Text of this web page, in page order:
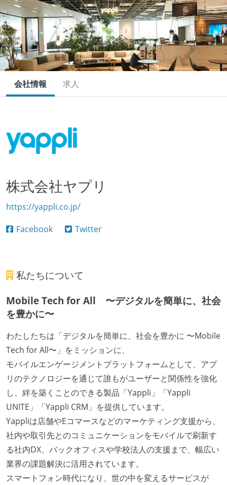
会社情報 求人
株式会社ヤプリ
https://yappli.co.jp/
Facebook
Twitter
私たちについて
Mobile Tech for All 〜デジタルを簡単に、社会
を豊かに〜
わたしたちは「デジタルを簡単に、社会を豊かに 〜Mobile
Tech for All〜」をミッションに、
モバイルエンゲージメントプラットフォームとして、アプ
リのテクノロジーを通じて誰もがユーザーと関係性を強化
し、絆を築くことのできる製品「Yappli」「Yappli
UNITE」「Yappli CRM」を提供しています。
Yappliは店舗やEコマースなどのマーケティング支援から、
社内や取引先とのコミュニケーションをモバイルで刷新す
る社内DX、バックオフィスや学校法人の支援まで、幅広い
業界の課題解決に活用されています。
スマートフォン時代になり、世の中を変えるサービスが